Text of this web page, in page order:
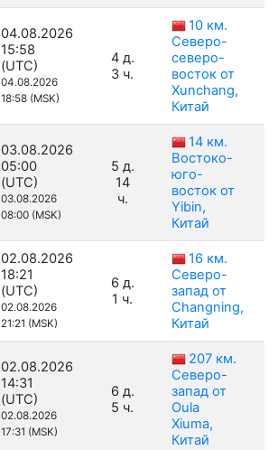
04.08.2026
15:58
(UTC)
04.08.2026
18:58 (MSK)
4 д.
3 ч.
10 км.
Северо-
северо-
восток от
Xunchang,
Китай
03.08.2026
05:00
(UTC)
03.08.2026
08:00 (MSK)
5 д.
14
ч.
14 км.
Востоко-
юго-
восток от
Yibin,
Китай
02.08.2026
18:21
(UTC)
02.08.2026
21:21 (MSK)
6 д.
1 ч.
16 км.
Северо-
запад от
Changning,
Китай
02.08.2026
14:31
(UTC)
02.08.2026
17:31 (MSK)
6 д.
5 ч.
207 км.
Северо-
запад от
Oula
Xiuma,
Китай